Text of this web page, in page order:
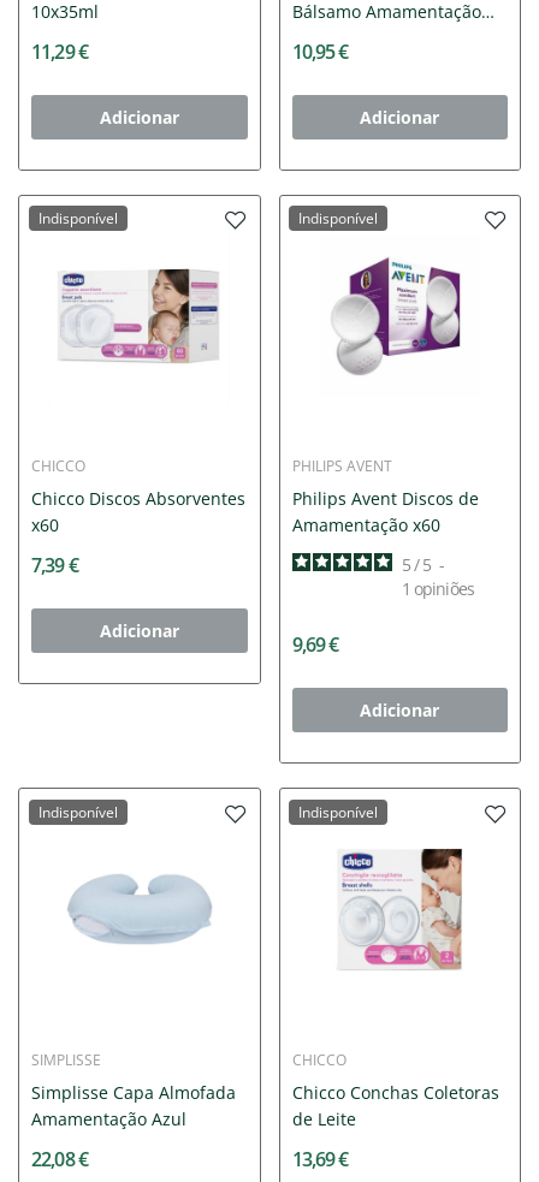
10x35ml
11,29 €
Adicionar
Bálsamo Amamentação
10,95 €
Adicionar
Indisponível
CHICCO
Chicco Discos Absorventes
x60
7,39 €
Adicionar
Indisponível
PHILIPS AVENT
Philips Avent Discos de
Amamentação x60
5/ 5 -
1 opiniões
9,69 €
Adicionar
Indisponível
SIMPLISSE
Simplisse Capa Almofada
Amamentação Azul
22,08 €
Indisponível
CHICCO
Chicco Conchas Coletoras
de Leite
13,69 €